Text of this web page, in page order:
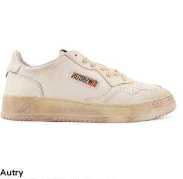
Autry